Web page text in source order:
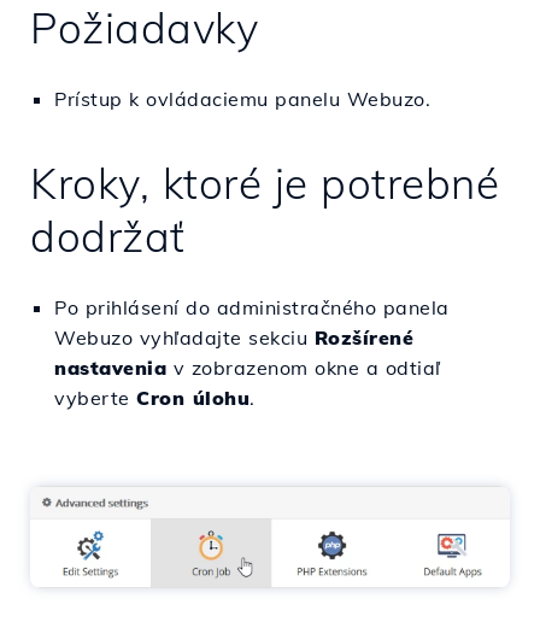
Požiadavky
Prístup k ovládaciemu panelu Webuzo.
Kroky, ktoré je potrebné
dodržať
Po prihlásení do administračného panela
Webuzo vyhľadajte sekciu Rozšírené
nastavenia v zobrazenom okne a odtiaľ
vyberte Cron úlohu.